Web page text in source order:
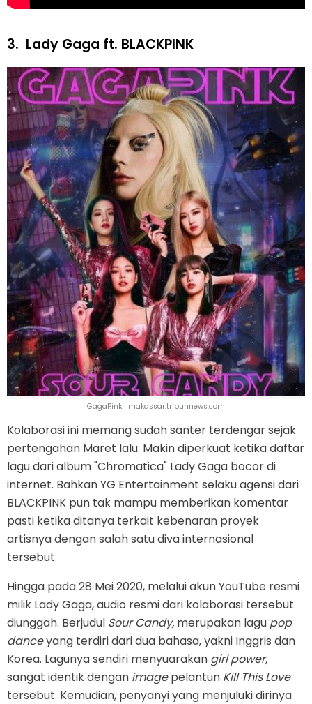
3. Lady Gaga ft. BLACKPINK
GagaPink | makassar.tribunnews.com
Kolaborasi ini memang sudah santer terdengar sejak
pertengahan Maret lalu. Makin diperkuat ketika daftar
lagu dari album "Chromatica" Lady Gaga bocor di
internet. Bahkan YG Entertainment selaku agensi dari
BLACKPINK pun tak mampu memberikan komentar
pasti ketika ditanya terkait kebenaran proyek
artisnya dengan salah satu diva internasional
tersebut.
Hingga pada 28 Mei 2020, melalui akun YouTube resmi
milik Lady Gaga, audio resmi dari kolaborasi tersebut
diunggah. Berjudul Sour Candy, merupakan lagu pop
danceyang terdiri dari dua bahasa, yakni Inggris dan
Korea. Lagunya sendiri menyuarakan girl power,
sangat identik dengan imagepelantun Kill This Love
tersebut. Kemudian, penyanyi yang menjuluki dirinya